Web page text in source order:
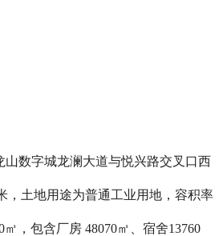
山数字城龙澜大道与悦兴路交叉口西
，土地用途为普通工业用地，容积率
，包含厂房 48070㎡、宿舍13760